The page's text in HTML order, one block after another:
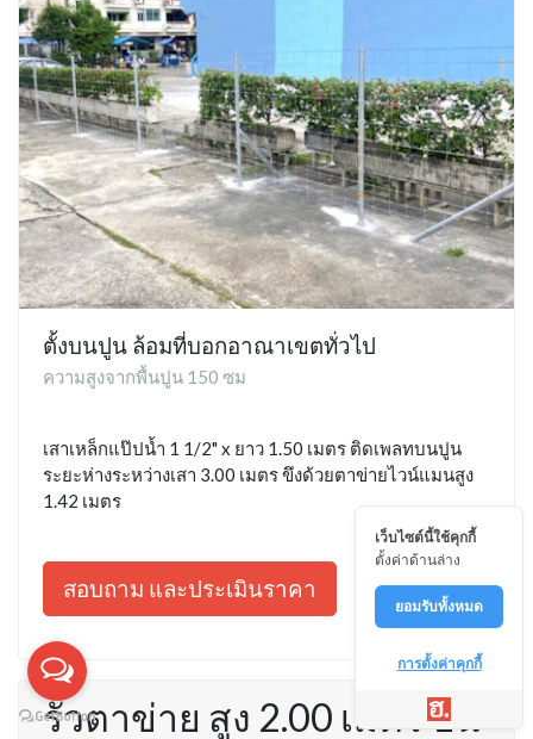
ตั้งบนปูน ล้อมที่บอกอาณาเขตทั่วไป
ความสูงจากพื้นปูน 150 ซม
เสาเหล็กแป๊ปน้ำ 1 1/2" x ยาว 1.50 เมตร ติดเพลทบนปูน
ระยะห่างระหว่างเสา 3.00 เมตร ขึงด้วยตาข่ายไวน์แมนสูง
1.42 เมตร
สอบถาม และประเมินราคา
รั้วตาข่าย สูง 2.00 เมตร บน
เว็บไซต์นี้ใช้คุกกี้
ตั้งค่าด้านล่าง
ยอมรับทั้งหมด
การตั้งค่าคุกกี้